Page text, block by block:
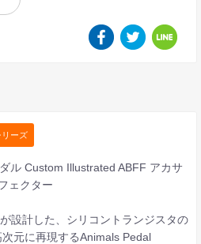
リーズ
ル Custom Illustrated ABFF アカサ
ェクター
設計した、シリコントランジスタの
元に再現するAnimals Pedal